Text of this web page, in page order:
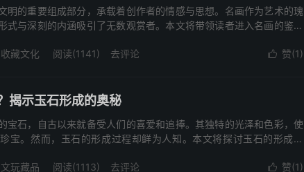
明的重要组成部分，承载着创作者的情感与思想。名画作为艺术的瑰
式与深刻的内涵吸引了无数观赏者。本文将带领读者进入名画的鉴赏
 赞(1)
收藏文化 阅读(1141) 去评论
揭示玉石形成的奥秘
宝石，自古以来就备受人们的喜爱和追捧。其独特的光泽和色彩，使
宝。然而，玉石的形成过程却鲜为人知。本文将探讨玉石的形成过
 赞(1)
文玩藏品 阅读(1113) 去评论